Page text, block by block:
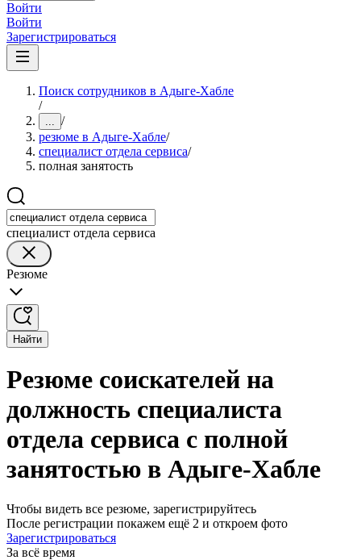
Войти
Войти
Зарегистрироваться
Поиск сотрудников в Адыге-Хабле
/
... /
резюме в Адыге-Хабле/
специалист отдела сервиса/
полная занятость
специалист отдела сервиса
Резюме
Найти
Резюме соискателей на
должность специалиста
отдела сервиса с полной
занятостью в Адыге-Хабле
Чтобы видеть все резюме, зарегистрируйтесь
После регистрации покажем ещё 2 и откроем фото
Зарегистрироваться
За всё время